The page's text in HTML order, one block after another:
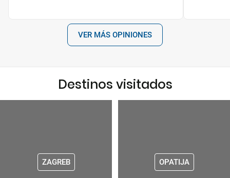
VER MÁS OPINIONES
Destinos visitados
ZAGREB OPATIJA